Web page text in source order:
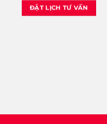
ĐẶT LỊCH TƯ VẤN